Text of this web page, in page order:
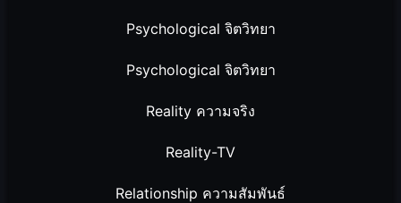
Psychological จิตวิทยา
Psychological จิตวิทยา
Reality ความจริง
Reality-TV
Relationship ความสัมพันธ์